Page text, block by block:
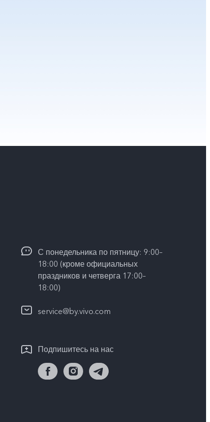
С понедельника по пятницу: 9:00–
18:00 (кроме официальных
праздников и четверга 17:00–
18:00)
service@by.vivo.com
Подпишитесь на нас